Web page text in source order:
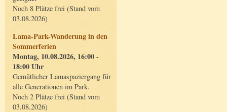
Noch 8 Plätze frei (Stand vom
03.08.2026)
Lama-Park-Wanderung in den
Sommerferien
Montag, 10.08.2026, 16:00 -
18:00 Uhr
Gemütlicher Lamaspaziergang für
alle Generationen im Park.
Noch 2 Plätze frei (Stand vom
03.08.2026)